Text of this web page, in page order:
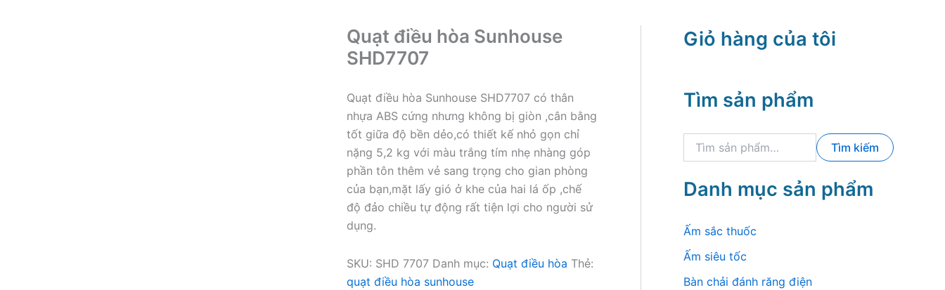
Quạt điều hòa Sunhouse
SHD7707
Quạt điều hòa Sunhouse SHD7707 có thân
nhựa ABS cứng nhưng không bị giòn ,cân bằng
tốt giữa độ bền dẻo,có thiết kế nhỏ gọn chỉ
nặng 5,2 kg với màu trắng tím nhẹ nhàng góp
phần tôn thêm vẻ sang trọng cho gian phòng
của bạn,mặt lấy gió ở khe của hai lá ốp ,chế
độ đảo chiều tự động rất tiện lợi cho người sử
dụng.
SKU: SHD 7707 Danh mục: Quạt điều hòa Thẻ:
quạt điều hòa sunhouse
Giỏ hàng của tôi
Tìm sản phẩm
k
m
:
Tìm kiếm
Danh mục sản phẩm
Ấm sắc thuốc
Ấm siêu tốc
Bàn chải đánh răng điện